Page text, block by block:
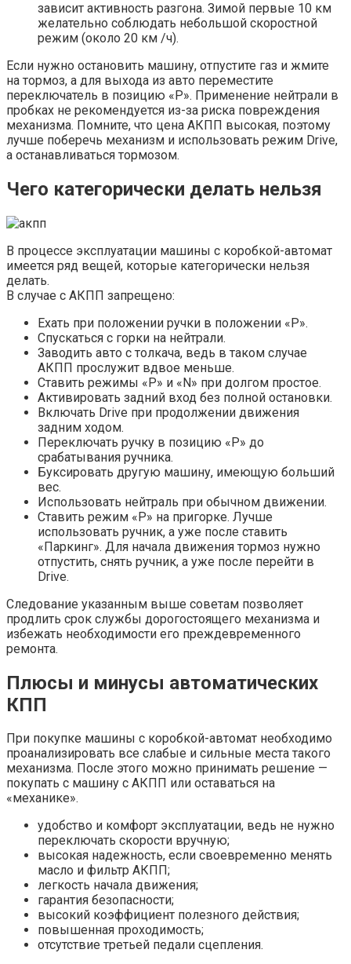
зависит активность разгона. Зимой первые 10 км
желательно соблюдать небольшой скоростной
режим (около 20 км /ч).
Если нужно остановить машину, отпустите газ и жмите
на тормоз, а для выхода из авто переместите
переключатель в позицию «Р». Применение нейтрали в
пробках не рекомендуется из-за риска повреждения
механизма. Помните, что цена АКПП высокая, поэтому
лучше поберечь механизм и использовать режим Drive,
а останавливаться тормозом.
Чего категорически делать нельзя
В процессе эксплуатации машины с коробкой-автомат
имеется ряд вещей, которые категорически нельзя
делать.
В случае с АКПП запрещено:
Ехать при положении ручки в положении «Р».
Спускаться с горки на нейтрали.
Заводить авто с толкача, ведь в таком случае
АКПП прослужит вдвое меньше.
Ставить режимы «Р» и «N» при долгом простое.
Активировать задний вход без полной остановки.
Включать Drive при продолжении движения
задним ходом.
Переключать ручку в позицию «Р» до
срабатывания ручника.
Буксировать другую машину, имеющую больший
вес.
Использовать нейтраль при обычном движении.
Ставить режим «P» на пригорке. Лучше
использовать ручник, а уже после ставить
«Паркинг». Для начала движения тормоз нужно
отпустить, снять ручник, а уже после перейти в
Drive.
Следование указанным выше советам позволяет
продлить срок службы дорогостоящего механизма и
избежать необходимости его преждевременного
ремонта.
Плюсы и минусы автоматических
КПП
При покупке машины с коробкой-автомат необходимо
проанализировать все слабые и сильные места такого
механизма. После этого можно принимать решение —
покупать с машину с АКПП или оставаться на
«механике».
удобство и комфорт эксплуатации, ведь не нужно
переключать скорости вручную;
высокая надежность, если своевременно менять
масло и фильтр АКПП;
легкость начала движения;
гарантия безопасности;
высокий коэффициент полезного действия;
повышенная проходимость;
отсутствие третьей педали сцепления.